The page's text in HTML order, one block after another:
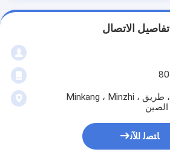
تفاصيل الاتصال
501-502 ، مبنى Qiurui ، طريق Minkang ، Minzhi ،
ﺎﺘﺼﻟ ﺍﻶﻧ